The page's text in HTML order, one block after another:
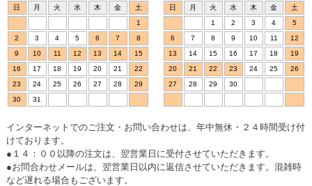
日
月 火 水 木 金
土
1
2
3 4 5 6 7
8
9
10 11 12 13 14
15
16
17 18 19 20 21
22
23
24 25 26 27 28
29
30
31
日
月 火 水 木 金
土
1
2 3 4
5
6
7 8 9 10 11
12
13
14 15 16 17 18
19
20
21 22 23 24 25
26
27
28 29 30
インターネットでのご注文・お問い合わせは、年中無休・２４時間受け付
けております。
●１４：００以降の注文は、翌営業日に受付させていただきます。
●お問合わせメールは、翌営業日以内に返信させていただきます。混雑時
など遅れる場合もございます。